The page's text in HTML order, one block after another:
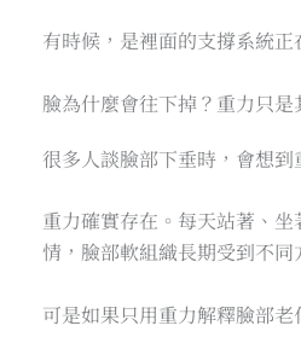
有時候，是裡面的支撐系統正
臉為什麼會往下掉？重力只是
很多人談臉部下垂時，會想到
重力確實存在。每天站著、
情，臉部軟組織長期受到不同
可是如果只用重力解釋臉部老